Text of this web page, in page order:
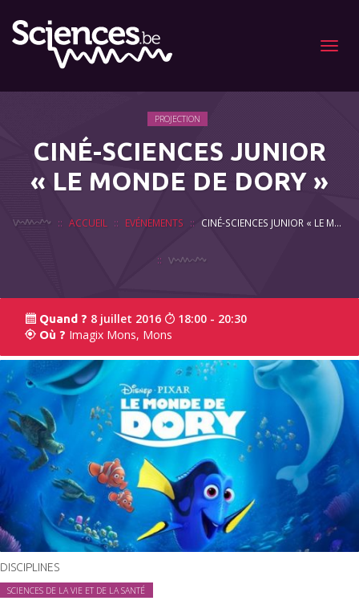
Menu
PROJECTION
CINÉ-SCIENCES JUNIOR
« LE MONDE DE DORY »
ACCUEIL EVÉNEMENTS CINÉ-SCIENCES JUNIOR « LE MONDE DE DORY »
Quand ? 8 juillet 2016 18:00 - 20:30
Où ? Imagix Mons, Mons
DISCIPLINES
SCIENCES DE LA VIE ET DE LA SANTÉ